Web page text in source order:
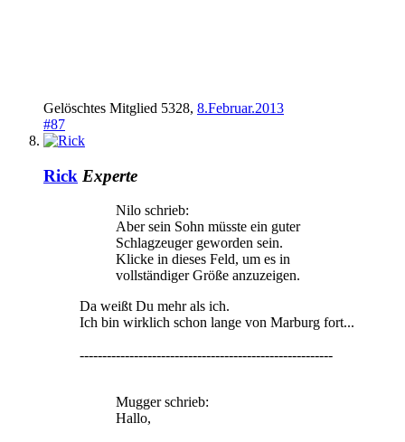
Gelöschtes Mitglied 5328, 8.Februar.2013
#87
Rick Experte
Nilo schrieb:
Aber sein Sohn müsste ein guter
Schlagzeuger geworden sein.
Klicke in dieses Feld, um es in
vollständiger Größe anzuzeigen.
Da weißt Du mehr als ich.
Ich bin wirklich schon lange von Marburg fort...
--------------------------------------------------------
Mugger schrieb:
Hallo,